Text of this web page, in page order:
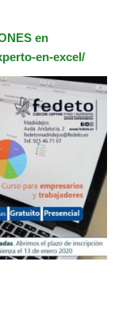
en
en-excel/